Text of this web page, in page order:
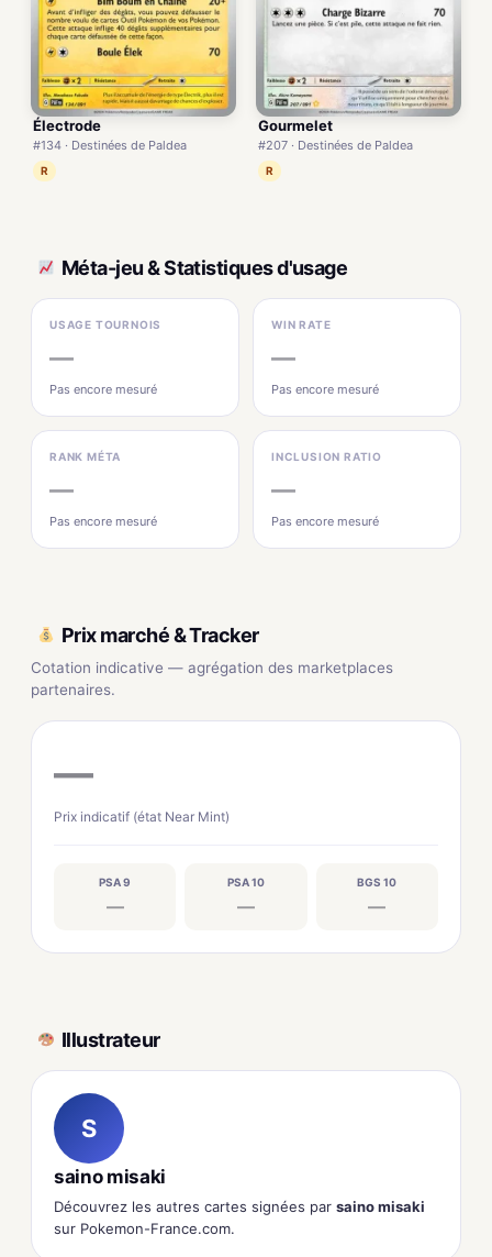
Électrode
#134 · Destinées de Paldea
R
Gourmelet
#207 · Destinées de Paldea
R
Méta-jeu & Statistiques d'usage
USAGE TOURNOIS
—
Pas encore mesuré
WIN RATE
—
Pas encore mesuré
RANK MÉTA
—
Pas encore mesuré
INCLUSION RATIO
—
Pas encore mesuré
Prix marché & Tracker
Cotation indicative — agrégation des marketplaces
partenaires.
—
Prix indicatif (état Near Mint)
PSA 9
—
PSA 10
—
BGS 10
—
Illustrateur
S
saino misaki
Découvrez les autres cartes signées par saino misaki
sur Pokemon-France.com.